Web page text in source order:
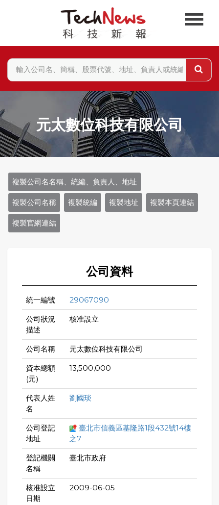
元太數位科技有限公司
複製公司名名稱、統編、負責人、地址
複製公司名稱 複製統編 複製地址 複製本頁連結
複製官網連結
公司資料
統一編號 29067090
公司狀況
描述
核准設立
公司名稱 元太數位科技有限公司
資本總額
(元)
13,500,000
代表人姓
名
劉國琰
公司登記
地址
臺北市信義區基隆路1段432號14樓
之7
登記機關
名稱
臺北市政府
核准設立
日期
2009-06-05